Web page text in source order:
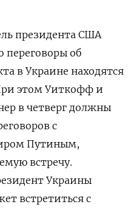
президента США
переговоры об
в Украине находятся
этом Уиткофф и
в четверг должны
с
Путиным,
встречу.
Украины
встретиться с